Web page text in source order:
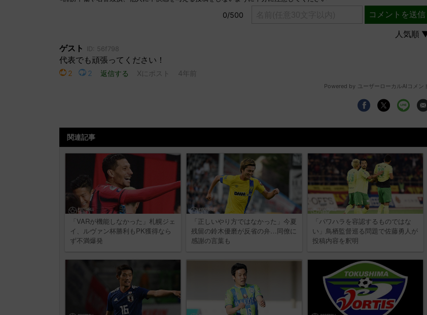
関連記事
「VARが機能しなかった」札幌ジェ
イ、ルヴァン杯勝利もPK獲得なら
ず不満爆発
「正しいやり方ではなかった」今夏
残留の鈴木優磨が反省の弁…同僚に
感謝の言葉も
「パワハラを容認するものではな
い」鳥栖監督巡る問題で佐藤勇人が
投稿内容を釈明